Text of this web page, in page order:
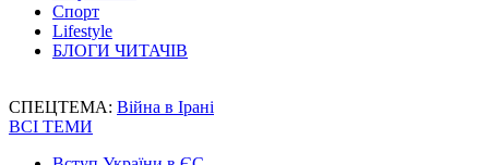
Спорт
Lifestyle
БЛОГИ ЧИТАЧІВ
СПЕЦТЕМА: Війна в Ірані
ВСІ ТЕМИ